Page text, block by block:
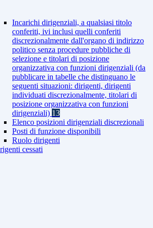
Incarichi dirigenziali, a qualsiasi titolo
conferiti, ivi inclusi quelli conferiti
discrezionalmente dall'organo di indirizzo
politico senza procedure pubbliche di
selezione e titolari di posizione
organizzativa con funzioni dirigenziali (da
pubblicare in tabelle che distinguano le
seguenti situazioni: dirigenti, dirigenti
individuati discrezionalmente, titolari di
posizione organizzativa con funzioni
dirigenziali) 13
Elenco posizioni dirigenziali discrezionali
Posti di funzione disponibili
Ruolo dirigenti
cessati